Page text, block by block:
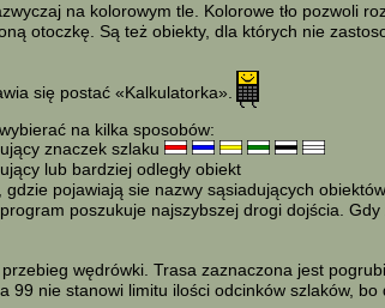
na kolorowym tle. Kolorowe tło pozwoli
otoczkę. Są też obiekty, dla których nie
się postać «Kalkulatorka».
na kilka sposobów:
znaczek szlaku
lub bardziej odległy obiekt
pojawiają sie nazwy sąsiadujących
poszukuje najszybszej drogi dojścia.
wędrówki. Trasa zaznaczona jest
99 nie stanowi limitu ilości odcinków szlaków,